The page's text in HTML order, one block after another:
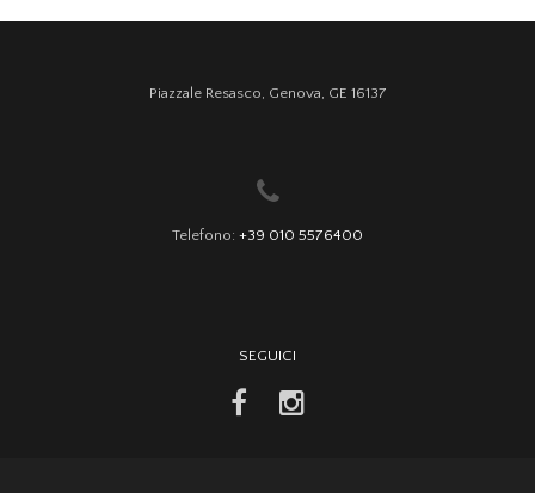
Piazzale Resasco, Genova, GE 16137
Telefono: +39 010 5576400
SEGUICI
facebookinstagram